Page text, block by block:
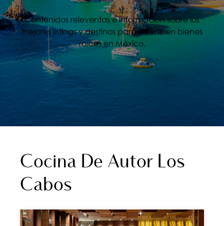
Contenidos releventas e información sobre los
mejores listings y destinos para invertir en bienes
raíces en México.
Cocina De Autor Los
Cabos